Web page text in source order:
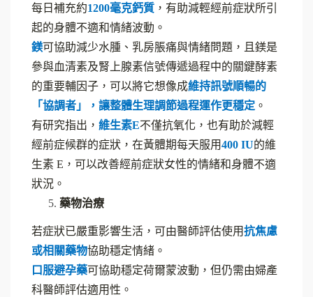
每日補充約1200毫克鈣質 ，有助減輕經前症狀所引
起的身體不適和情緒波動。
鎂可協助減少水腫、乳房脹痛與情緒問題，且鎂是
參與血清素及腎上腺素信號傳遞過程中的關鍵酵素
的重要輔因子，可以將它想像成維持訊號順暢的
「協調者」，讓整體生理調節過程運作更穩定 。
有研究指出， 維生素E不僅抗氧化，也有助於減輕
經前症候群的症狀，在黃體期每天服用400 IU的維
生素 E，可以改善經前症狀女性的情緒和身體不適
狀況。
藥物治療
若症狀已嚴重影響生活，可由醫師評估使用抗焦慮
或相關藥物協助穩定情緒。
口服避孕藥可協助穩定荷爾蒙波動，但仍需由婦產
科醫師評估適用性。